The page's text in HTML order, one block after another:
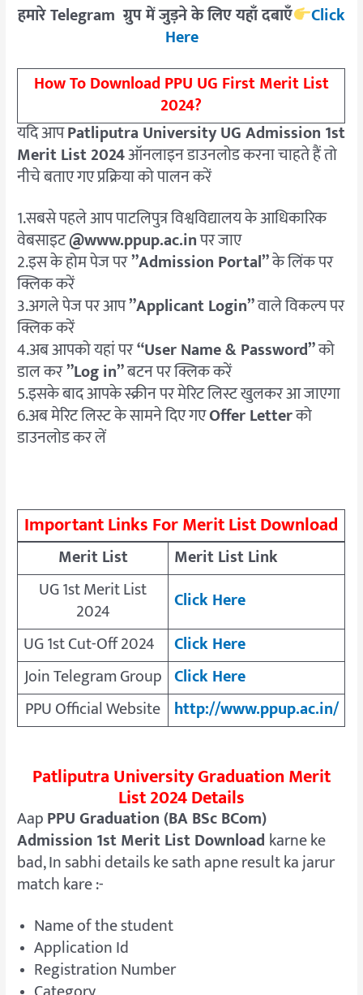
हमारे Telegram ग्रुप में जुड़ने के लिए यहाँ दबाएँ Click
Here
How To Download PPU UG First Merit List
2024?
यदि आपPatliputra University UG Admission 1st
Merit List 2024ऑनलाइन डाउनलोड करना चाहते हैं तो
नीचे बताए गए प्रक्रिया को पालन करें
1.सबसे पहले आप पाटलिपुत्र विश्वविद्यालय के आधिकारिक
वेबसाइट@www.ppup.ac.inपर जाए
2.इस के होम पेज पर”Admission Portal”के लिंक पर
क्लिक करें
3.अगले पेज पर आप”Applicant Login”वाले विकल्प पर
क्लिक करें
4.अब आपको यहां पर“User Name & Password”को
डाल कर”Log in”बटन पर क्लिक करें
5.इसके बाद आपके स्क्रीन पर मेरिट लिस्ट खुलकर आ जाएगा
6.अब मेरिट लिस्ट के सामने दिए गएOffer Letterको
डाउनलोड कर लें
Important Links For Merit List Download
Merit List
Merit List Link
UG 1st Merit List
2024
Click Here
UG 1st Cut-Off 2024
Click Here
Join Telegram Group Click Here
PPU Official Website http://www.ppup.ac.in/
Patliputra University Graduation Merit
List 2024 Details
AapPPU Graduation (BA BSc BCom)
Admission 1st Merit List Download karne ke
bad, In sabhi details ke sath apne result ka jarur
match kare :-
Name of the student
Application Id
Registration Number